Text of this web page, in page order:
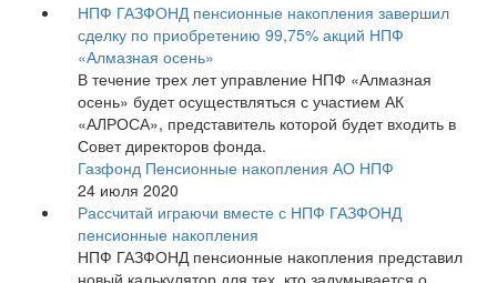
НПФ ГАЗФОНД пенсионные накопления завершил
сделку по приобретению 99,75% акций НПФ
«Алмазная осень»
В течение трех лет управление НПФ «Алмазная
осень» будет осуществляться с участием АК
«АЛРОСА», представитель которой будет входить в
Совет директоров фонда.
Газфонд Пенсионные накопления АО НПФ
24 июля 2020
Рассчитай играючи вместе с НПФ ГАЗФОНД
пенсионные накопления
НПФ ГАЗФОНД пенсионные накопления представил
новый калькулятор для тех, кто задумывается о